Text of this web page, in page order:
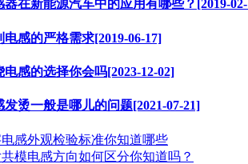
器在新能源汽车中的应用有哪些？[2019-
电感的严格需求[2019-06-17]
电感的选择你会吗[2023-12-02]
烫一般是哪儿的问题[2021-07-21]
电感外观检验标准你知道哪些
模电感方向如何区分你知道吗？